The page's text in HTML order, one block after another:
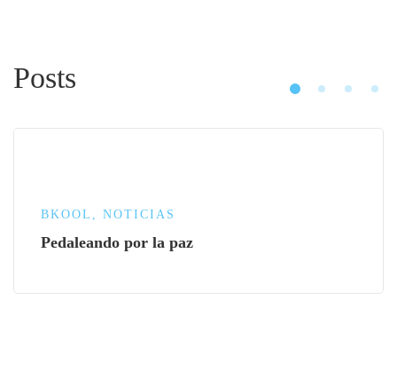
Posts
BKOOL , NOTICIAS
Pedaleando por la paz